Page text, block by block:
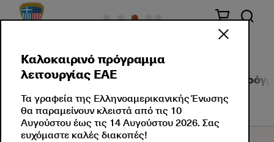
Τμήματα Αγγλικών
Καλοκαιρινό πρόγραμμα
λειτουργίας ΕΑΕ
Τα γραφεία της Ελληνοαμερικανικής Ένωσης
θα παραμείνουν κλειστά από τις 10
Αυγούστου έως τις 14 Αυγούστου 2026. Σας
ευχόμαστε καλές διακοπές!